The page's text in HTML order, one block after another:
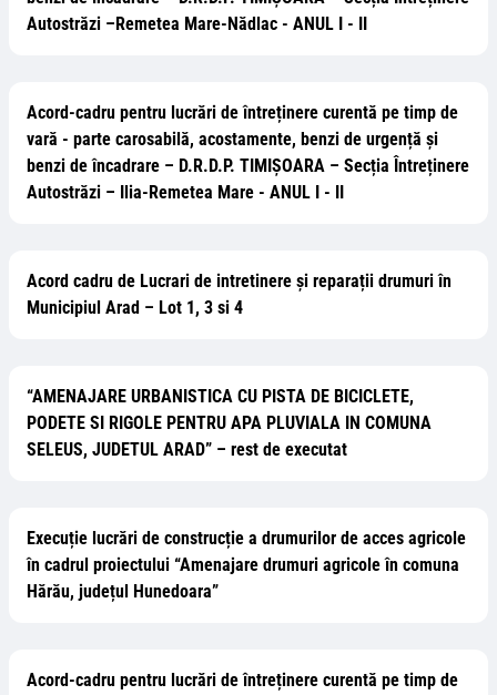
Autostrăzi –Remetea Mare-Nădlac - ANUL I - II
Acord-cadru pentru lucrări de întreținere curentă pe timp de
vară - parte carosabilă, acostamente, benzi de urgență și
benzi de încadrare – D.R.D.P. TIMIȘOARA – Secția Întreținere
Autostrăzi – Ilia-Remetea Mare - ANUL I - II
Acord cadru de Lucrari de intretinere și reparații drumuri în
Municipiul Arad – Lot 1, 3 si 4
“AMENAJARE URBANISTICA CU PISTA DE BICICLETE,
PODETE SI RIGOLE PENTRU APA PLUVIALA IN COMUNA
SELEUS, JUDETUL ARAD” – rest de executat
Execuție lucrări de construcție a drumurilor de acces agricole
în cadrul proiectului “Amenajare drumuri agricole în comuna
Hărău, județul Hunedoara”
Acord-cadru pentru lucrări de întreținere curentă pe timp de